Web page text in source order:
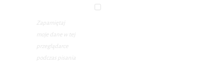
Zapamiętaj
moje dane w tej
przeglądarce
podczas pisania